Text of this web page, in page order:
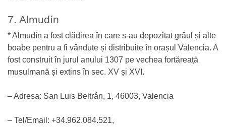
7. Almudín
* Almudín a fost clădirea în care s-au depozitat grâul și alte
boabe pentru a fi vândute și distribuite în orașul Valencia. A
fost construit în jurul anului 1307 pe vechea fortăreață
musulmană și extins în sec. XV și XVI.
– Adresa: San Luis Beltrán, 1, 46003, Valencia
– Tel/Email: +34.962.084.521,